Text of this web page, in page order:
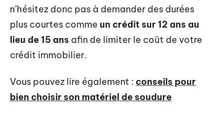
n’hésitez donc pas à demander des durées
plus courtes comme un crédit sur 12 ans au
lieu de 15 ans afin de limiter le coût de votre
crédit immobilier.
Vous pouvez lire également : conseils pour
bien choisir son matériel de soudure